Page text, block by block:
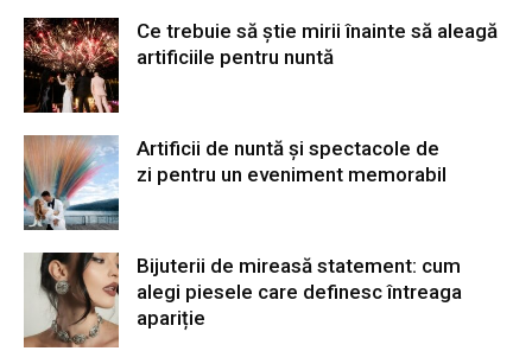
Ce trebuie să știe mirii înainte să aleagă
artificiile pentru nuntă
Artificii de nuntă și spectacole de
zi pentru un eveniment memorabil
Bijuterii de mireasă statement: cum
alegi piesele care definesc întreaga
apariție